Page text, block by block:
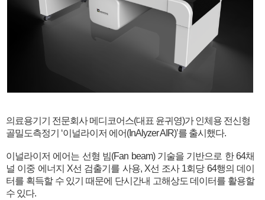
의료용기기 전문회사 메디코어스(대표 윤귀영)가 인체용 전신형
골밀도측정기 ‘이널라이저 에어(InAlyzer AIR)’를 출시했다.
이널라이저 에어는 선형 빔(Fan beam) 기술을 기반으로 한 64채
널 이중 에너지 X선 검출기를 사용, X선 조사 1회당 64행의 데이
터를 획득할 수 있기 때문에 단시간내 고해상도 데이터를 활용할
수 있다.